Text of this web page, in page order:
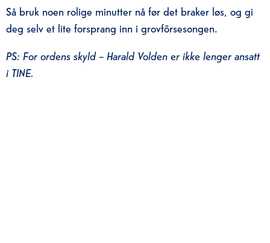
Så bruk noen rolige minutter nå før det braker løs, og gi
deg selv et lite forsprang inn i grovfôrsesongen.
PS: For ordens skyld – Harald Volden er ikke lenger ansatt
i TINE.